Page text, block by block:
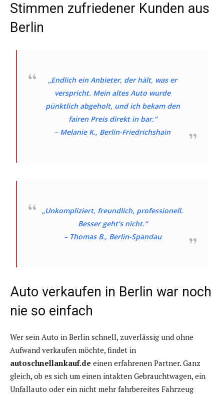
Stimmen zufriedener Kunden aus
Berlin
„Endlich ein Anbieter, der hält, was er
verspricht. Mein altes Auto wurde
pünktlich abgeholt, und ich bekam den
fairen Preis direkt in bar.“
– Melanie K., Berlin-Friedrichshain
„Unkompliziert, freundlich, professionell.
Besser geht’s nicht.“
– Thomas B., Berlin-Spandau
Auto verkaufen in Berlin war noch
nie so einfach
Wer sein Auto in Berlin schnell, zuverlässig und ohne
Aufwand verkaufen möchte, findet in
autoschnellankauf.de einen erfahrenen Partner. Ganz
gleich, ob es sich um einen intakten Gebrauchtwagen, ein
Unfallauto oder ein nicht mehr fahrbereites Fahrzeug